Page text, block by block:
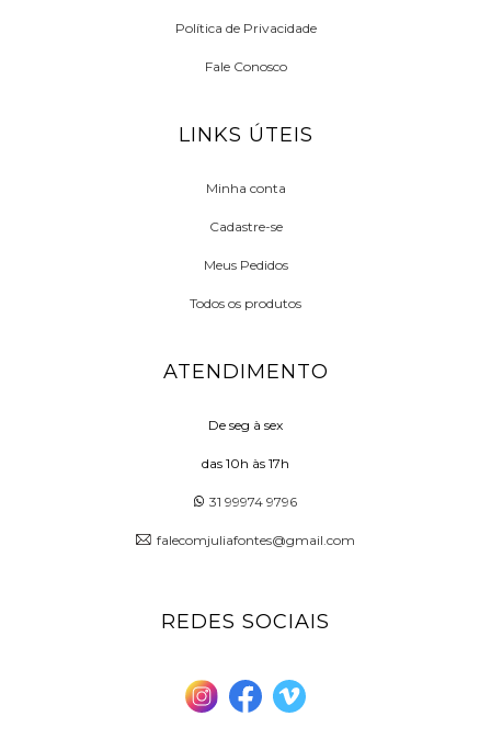
Política de Privacidade
Fale Conosco
LINKS ÚTEIS
Minha conta
Cadastre-se
Meus Pedidos
Todos os produtos
ATENDIMENTO
De seg à sex
das 10h às 17h
31 99974 9796
falecomjuliafontes@gmail.com
REDES SOCIAIS